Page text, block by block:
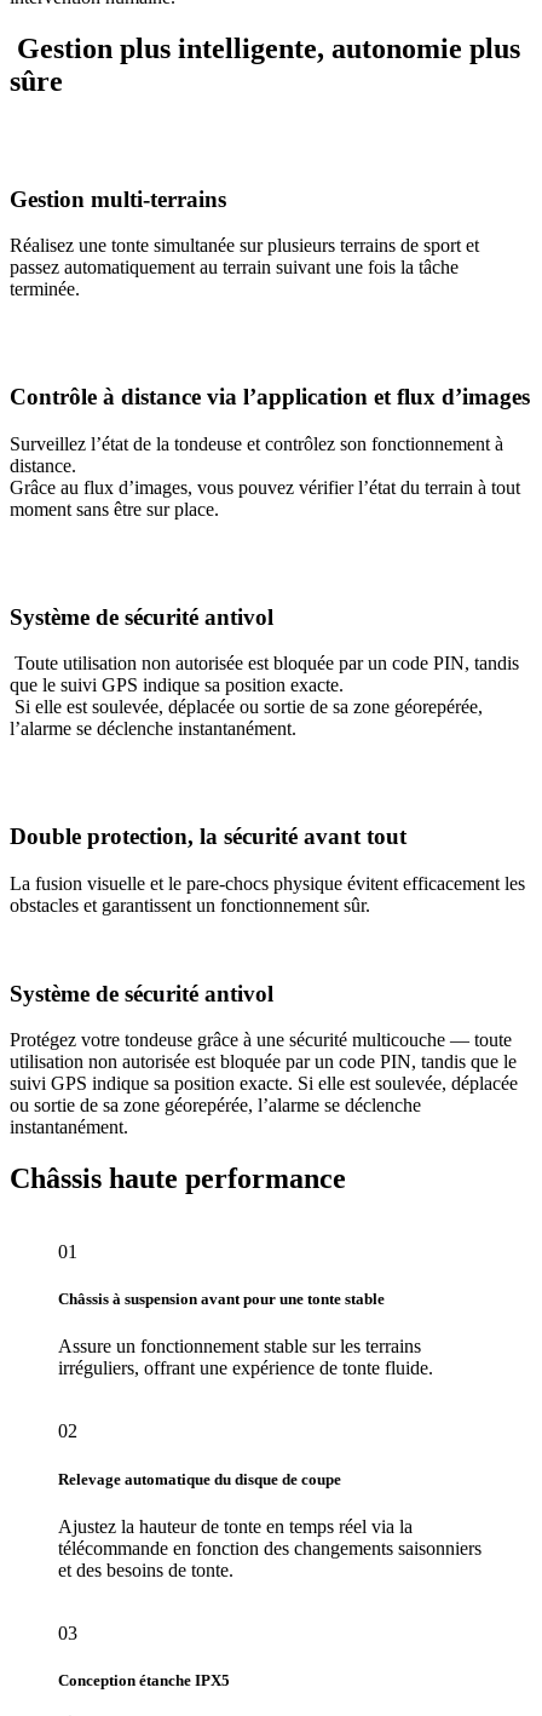
Gestion plus intelligente, autonomie plus
sûre
Gestion multi-terrains
Réalisez une tonte simultanée sur plusieurs terrains de sport et
passez automatiquement au terrain suivant une fois la tâche
terminée.
Contrôle à distance via l’application et flux d’images
Surveillez l’état de la tondeuse et contrôlez son fonctionnement à
distance.
Grâce au flux d’images, vous pouvez vérifier l’état du terrain à tout
moment sans être sur place.
Système de sécurité antivol
Toute utilisation non autorisée est bloquée par un code PIN, tandis
que le suivi GPS indique sa position exacte.
Si elle est soulevée, déplacée ou sortie de sa zone géorepérée,
l’alarme se déclenche instantanément.
Double protection, la sécurité avant tout
La fusion visuelle et le pare-chocs physique évitent efficacement les
obstacles et garantissent un fonctionnement sûr.
Système de sécurité antivol
Protégez votre tondeuse grâce à une sécurité multicouche — toute
utilisation non autorisée est bloquée par un code PIN, tandis que le
suivi GPS indique sa position exacte. Si elle est soulevée, déplacée
ou sortie de sa zone géorepérée, l’alarme se déclenche
instantanément.
Châssis haute performance
01
Châssis à suspension avant pour une tonte stable
Assure un fonctionnement stable sur les terrains
irréguliers, offrant une expérience de tonte fluide.
02
Relevage automatique du disque de coupe
Ajustez la hauteur de tonte en temps réel via la
télécommande en fonction des changements saisonniers
et des besoins de tonte.
03
Conception étanche IPX5